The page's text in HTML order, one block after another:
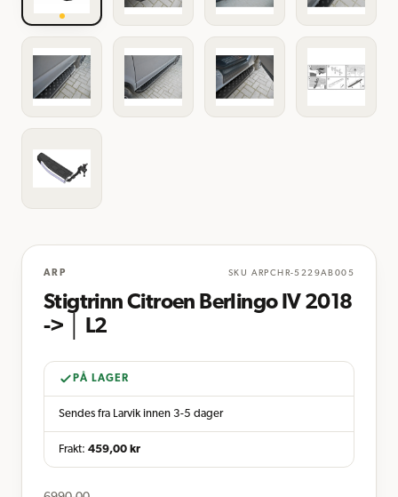
ARP SKU ARPCHR-5229AB005
Stigtrinn Citroen Berlingo IV 2018
-> │ L2
PÅ LAGER
Sendes fra Larvik innen 3-5 dager
Frakt: 459,00 kr